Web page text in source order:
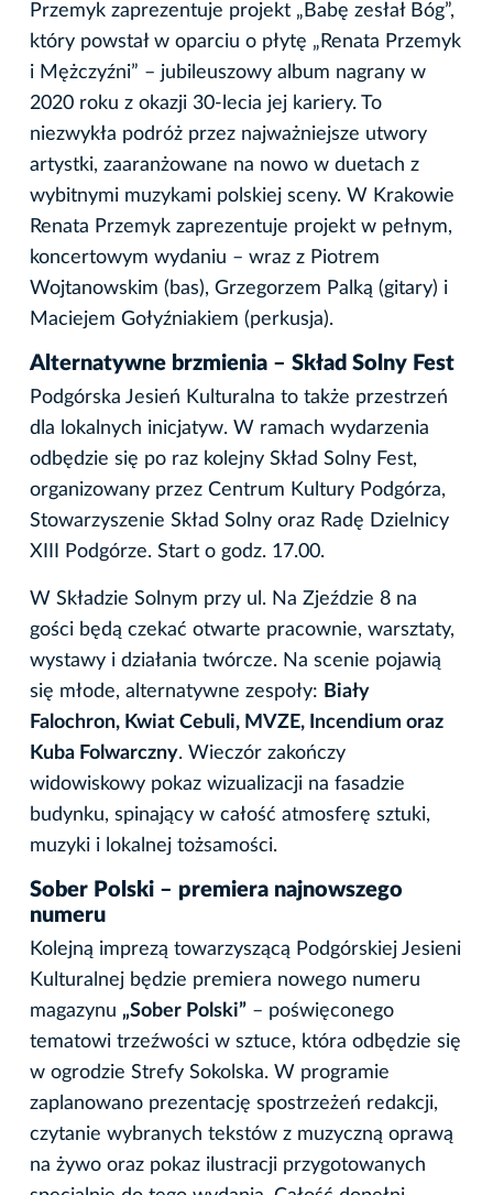
Przemyk zaprezentuje projekt „Babę zesłał Bóg”,
który powstał w oparciu o płytę „Renata Przemyk
i Mężczyźni” – jubileuszowy album nagrany w
2020 roku z okazji 30-lecia jej kariery. To
niezwykła podróż przez najważniejsze utwory
artystki, zaaranżowane na nowo w duetach z
wybitnymi muzykami polskiej sceny. W Krakowie
Renata Przemyk zaprezentuje projekt w pełnym,
koncertowym wydaniu – wraz z Piotrem
Wojtanowskim (bas), Grzegorzem Palką (gitary) i
Maciejem Gołyźniakiem (perkusja).
Alternatywne brzmienia – Skład Solny Fest
Podgórska Jesień Kulturalna to także przestrzeń
dla lokalnych inicjatyw. W ramach wydarzenia
odbędzie się po raz kolejny Skład Solny Fest,
organizowany przez Centrum Kultury Podgórza,
Stowarzyszenie Skład Solny oraz Radę Dzielnicy
XIII Podgórze. Start o godz. 17.00.
W Składzie Solnym przy ul. Na Zjeździe 8 na
gości będą czekać otwarte pracownie, warsztaty,
wystawy i działania twórcze. Na scenie pojawią
się młode, alternatywne zespoły: Biały
Falochron, Kwiat Cebuli, MVZE, Incendium oraz
Kuba Folwarczny. Wieczór zakończy
widowiskowy pokaz wizualizacji na fasadzie
budynku, spinający w całość atmosferę sztuki,
muzyki i lokalnej tożsamości.
Sober Polski – premiera najnowszego
numeru
Kolejną imprezą towarzyszącą Podgórskiej Jesieni
Kulturalnej będzie premiera nowego numeru
magazynu „Sober Polski” – poświęconego
tematowi trzeźwości w sztuce, która odbędzie się
w ogrodzie Strefy Sokolska. W programie
zaplanowano prezentację spostrzeżeń redakcji,
czytanie wybranych tekstów z muzyczną oprawą
na żywo oraz pokaz ilustracji przygotowanych